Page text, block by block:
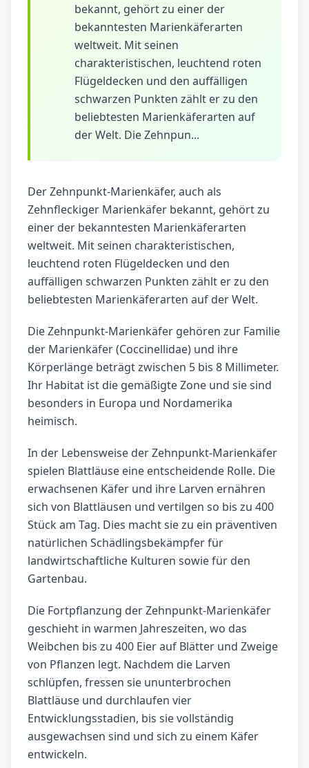
bekannt, gehört zu einer der
bekanntesten Marienkäferarten
weltweit. Mit seinen
charakteristischen, leuchtend roten
Flügeldecken und den auffälligen
schwarzen Punkten zählt er zu den
beliebtesten Marienkäferarten auf
der Welt. Die Zehnpun...
Der Zehnpunkt-Marienkäfer, auch als
Zehnfleckiger Marienkäfer bekannt, gehört zu
einer der bekanntesten Marienkäferarten
weltweit. Mit seinen charakteristischen,
leuchtend roten Flügeldecken und den
auffälligen schwarzen Punkten zählt er zu den
beliebtesten Marienkäferarten auf der Welt.
Die Zehnpunkt-Marienkäfer gehören zur Familie
der Marienkäfer (Coccinellidae) und ihre
Körperlänge beträgt zwischen 5 bis 8 Millimeter.
Ihr Habitat ist die gemäßigte Zone und sie sind
besonders in Europa und Nordamerika
heimisch.
In der Lebensweise der Zehnpunkt-Marienkäfer
spielen Blattläuse eine entscheidende Rolle. Die
erwachsenen Käfer und ihre Larven ernähren
sich von Blattläusen und vertilgen so bis zu 400
Stück am Tag. Dies macht sie zu ein präventiven
natürlichen Schädlingsbekämpfer für
landwirtschaftliche Kulturen sowie für den
Gartenbau.
Die Fortpflanzung der Zehnpunkt-Marienkäfer
geschieht in warmen Jahreszeiten, wo das
Weibchen bis zu 400 Eier auf Blätter und Zweige
von Pflanzen legt. Nachdem die Larven
schlüpfen, fressen sie ununterbrochen
Blattläuse und durchlaufen vier
Entwicklungsstadien, bis sie vollständig
ausgewachsen sind und sich zu einem Käfer
entwickeln.